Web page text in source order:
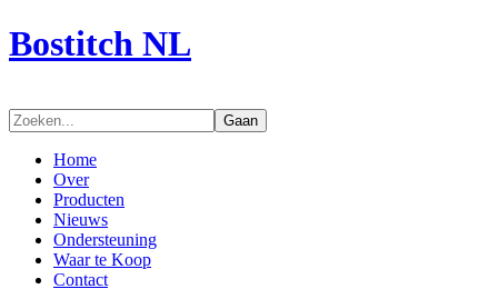
Bostitch NL
Gaan
Home
Over
Producten
Nieuws
Ondersteuning
Waar te Koop
Contact